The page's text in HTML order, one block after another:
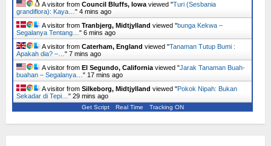
A visitor from Council Bluffs, Iowaviewed "Turi (Sesbania
grandiflora): Kaya…" 4 mins ago
A visitor from Tranbjerg, Midtjylland viewed "bunga Kekwa –
Segalanya Tentang…" 6 mins ago
A visitor from Caterham, England viewed "Tanaman Tutup Bumi :
Apakah dia? –…" 7 mins ago
A visitor from El Segundo, Californiaviewed "Jarak Tanaman Buah-
buahan – Segalanya…" 17 mins ago
A visitor from Silkeborg, Midtjylland viewed "Pokok Nipah: Bukan
Sekadar di Tepi…" 29 mins ago
Get Script Real Time Tracking ON